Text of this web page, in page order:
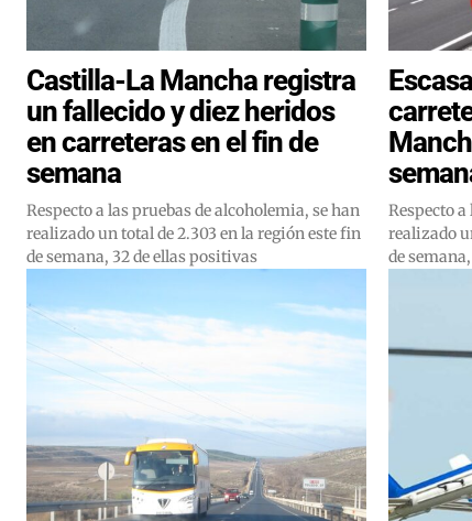
Castilla-La Mancha registra
un fallecido y diez heridos
en carreteras en el fin de
semana
Respecto a las pruebas de alcoholemia, se han
realizado un total de 2.303 en la región este fin
de semana, 32 de ellas positivas
Respecto
realizado
de